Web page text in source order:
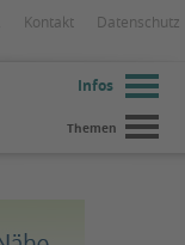
Kontakt
Datenschutz
Infos
Themen